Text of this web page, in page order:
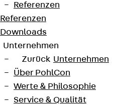
Referenzen
Referenzen
Downloads
Unternehmen
Zurück Unternehmen
Über PohlCon
Werte & Philosophie
Service & Qualität